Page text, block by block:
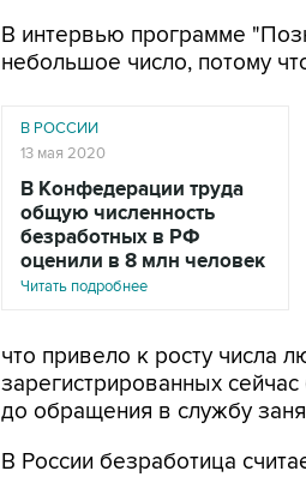
В интервью программе
небольшое число, потому
В РОССИИ
13 мая 2020
В Конфедерации труда
общую численность
безработных в РФ
оценили в 8 млн человек
Читать подробнее
что привело к росту числа
зарегистрированных
до обращения в службу
В России безработица